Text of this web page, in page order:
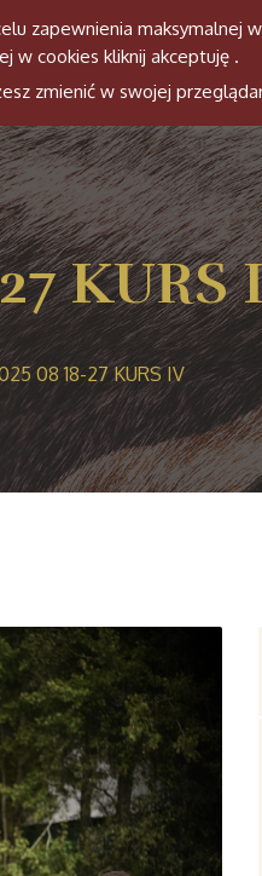
Konie
KURS
08 18-27 KURS IV
zapewnienia maksymalnej
w cookies kliknij akceptuję .
zmienić w swojej